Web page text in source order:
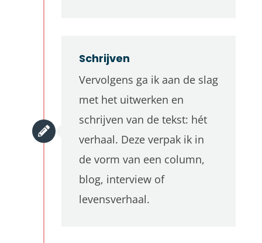
Schrijven
Vervolgens ga ik aan de slag
met het uitwerken en
schrijven van de tekst: hét
verhaal. Deze verpak ik in
de vorm van een column,
blog, interview of
levensverhaal.